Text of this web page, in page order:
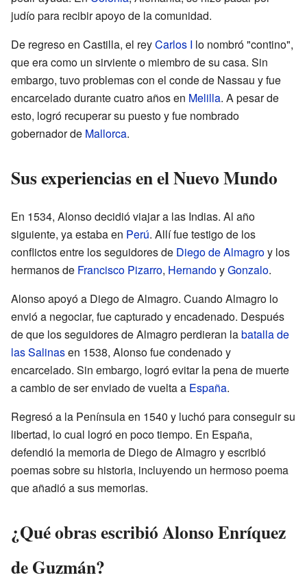
judío para recibir apoyo de la comunidad.
De regreso en Castilla, el reyCarlos I lo nombró "contino",
que era como un sirviente o miembro de su casa. Sin
embargo, tuvo problemas con el conde de Nassau y fue
encarcelado durante cuatro años en Melilla. A pesar de
esto, logró recuperar su puesto y fue nombrado
gobernador de Mallorca.
Sus experiencias en el Nuevo Mundo
En 1534, Alonso decidió viajar a las Indias. Al año
siguiente, ya estaba en Perú. Allí fue testigo de los
conflictos entre los seguidores de Diego de Almagroy los
hermanos de Francisco Pizarro, HernandoyGonzalo.
Alonso apoyó a Diego de Almagro. Cuando Almagro lo
envió a negociar, fue capturado y encadenado. Después
de que los seguidores de Almagro perdieran labatalla de
las Salinasen 1538, Alonso fue condenado y
encarcelado. Sin embargo, logró evitar la pena de muerte
a cambio de ser enviado de vuelta a España.
Regresó a la Península en 1540 y luchó para conseguir su
libertad, lo cual logró en poco tiempo. En España,
defendió la memoria de Diego de Almagro y escribió
poemas sobre su historia, incluyendo un hermoso poema
que añadió a sus memorias.
¿Qué obras escribió Alonso Enríquez
de Guzmán?